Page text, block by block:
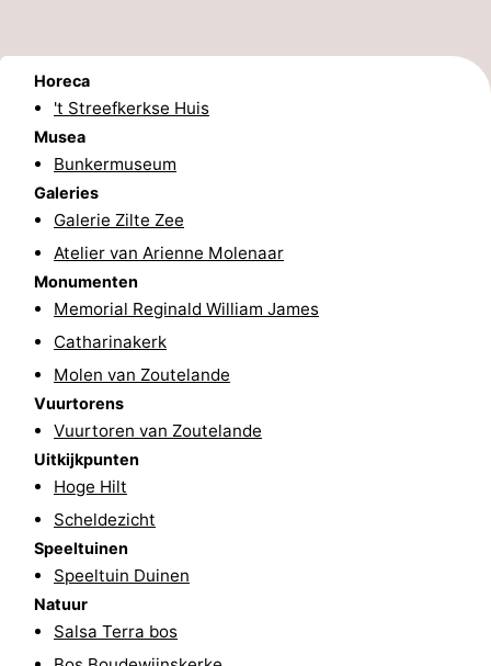
Parkeren
Reisboekenwinkel
Nieuws
Medische
adressen
Regio
Zeeland
Schouwen-
Renesse
Brouwershaven
Bruinisse
Zierikzee
Horeca
't Streefkerkse Huis
Musea
Bunkermuseum
Galeries
Galerie Zilte Zee
Atelier van Arienne Molenaar
Monumenten
Memorial Reginald William James
Catharinakerk
Molen van Zoutelande
Vuurtorens
Vuurtoren van Zoutelande
Uitkijkpunten
Hoge Hilt
Scheldezicht
Speeltuinen
Speeltuin Duinen
Natuur
Salsa Terra bos